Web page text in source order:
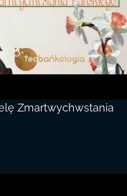
Zmartwychwstania